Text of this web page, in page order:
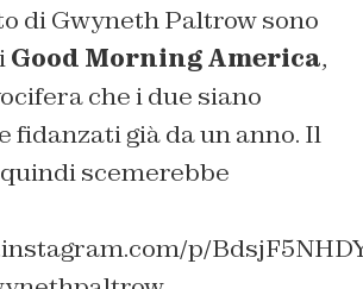
di Gwyneth Paltrow sono
Good Morning America,
che i due siano
fidanzati già da un anno. Il
scemerebbe
p/